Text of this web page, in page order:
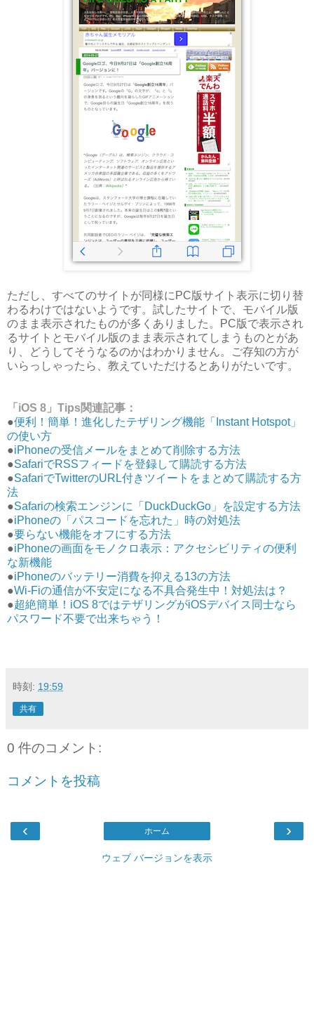
ただし、すべてのサイトが同様にPC版サイト表示に切り替
わるわけではないようです。試したサイトで、モバイル版
のまま表示されたものが多くありました。PC版で表示され
るサイトとモバイル版のまま表示されてしまうものとがあ
り、どうしてそうなるのかはわかりません。ご存知の方が
いらっしゃったら、教えていただけるとありがたいです。
「iOS 8」Tips関連記事：
●便利！簡単！進化したテザリング機能「Instant Hotspot」
の使い方
●iPhoneの受信メールをまとめて削除する方法
●SafariでRSSフィードを登録して購読する方法
●SafariでTwitterのURL付きツイートをまとめて購読する方
法
●Safariの検索エンジンに「DuckDuckGo」を設定する方法
●iPhoneの「パスコードを忘れた」時の対処法
●要らない機能をオフにする方法
●iPhoneの画面をモノクロ表示：アクセシビリティの便利
な新機能
●iPhoneのバッテリー消費を抑える13の方法
●Wi-Fiの通信が不安定になる不具合発生中！対処法は？
●超絶簡単！iOS 8ではテザリングがiOSデバイス同士なら
パスワード不要で出来ちゃう！
時刻: 19:59
共有
0 件のコメント:
コメントを投稿
‹ ›
ホーム
ウェブ バージョンを表示